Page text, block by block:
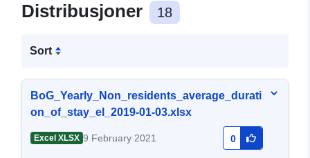
Distribusjoner 18
Sort
BoG_Yearly_Non_residents_average_durati
on_of_stay_el_2019-01-03.xlsx
Excel XLSX 9 February 2021 0